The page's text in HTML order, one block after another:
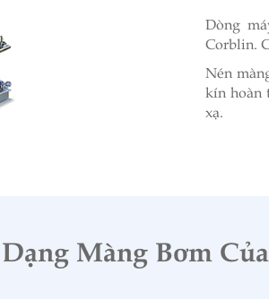
Dòng
Corblin.
Nén
kín hoàn
xạ.
Màng Bơm